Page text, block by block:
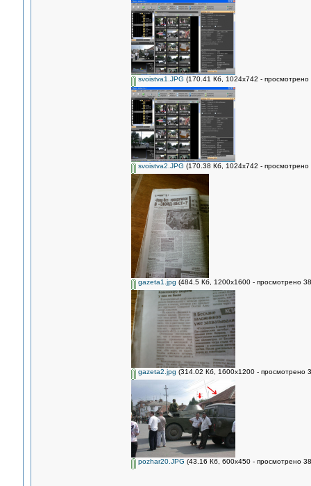
svoistva1.JPG (170.41 Кб, 1024x742 - просмотрено
svoistva2.JPG (170.38 Кб, 1024x742 - просмотрено
gazeta1.jpg (484.5 Кб, 1200x1600 - просмотрено
gazeta2.jpg (314.02 Кб, 1600x1200 - просмотрено
pozhar20.JPG (43.16 Кб, 600x450 - просмотрено